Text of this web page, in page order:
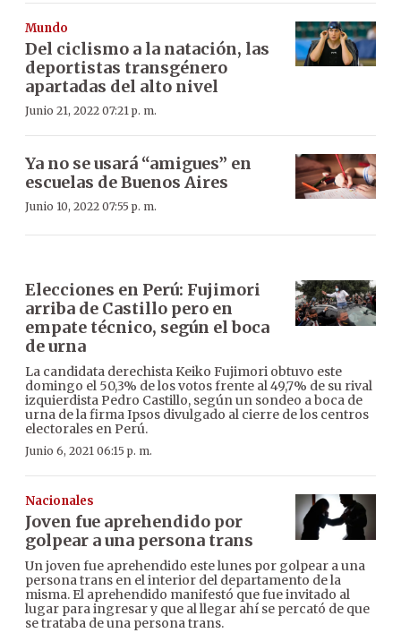
Mundo
Del ciclismo a la natación, las
deportistas transgénero
apartadas del alto nivel
Junio 21, 2022 07:21 p. m.
Ya no se usará “amigues” en
escuelas de Buenos Aires
Junio 10, 2022 07:55 p. m.
Elecciones en Perú: Fujimori
arriba de Castillo pero en
empate técnico, según el boca
de urna
La candidata derechista Keiko Fujimori obtuvo este
domingo el 50,3% de los votos frente al 49,7% de su rival
izquierdista Pedro Castillo, según un sondeo a boca de
urna de la firma Ipsos divulgado al cierre de los centros
electorales en Perú.
Junio 6, 2021 06:15 p. m.
Nacionales
Joven fue aprehendido por
golpear a una persona trans
Un joven fue aprehendido este lunes por golpear a una
persona trans en el interior del departamento de la
misma. El aprehendido manifestó que fue invitado al
lugar para ingresar y que al llegar ahí se percató de que
se trataba de una persona trans.